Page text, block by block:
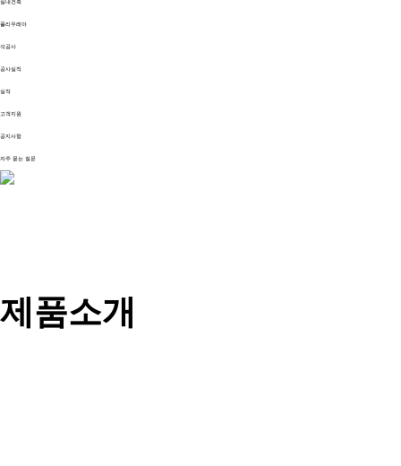
실내건축
폴리우레아
석공사
공사실적
실적
고객지원
공지사항
자주 묻는 질문
제품소개